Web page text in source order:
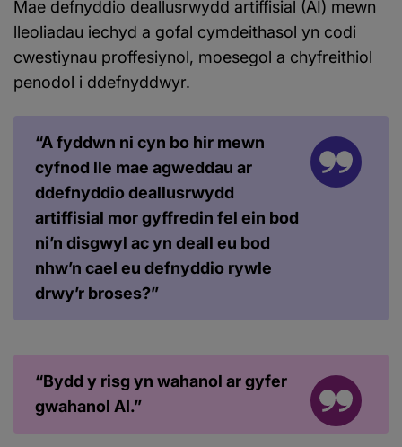
Mae defnyddio deallusrwydd artiffisial (AI) mewn
lleoliadau iechyd a gofal cymdeithasol yn codi
cwestiynau proffesiynol, moesegol a chyfreithiol
penodol i ddefnyddwyr.
“A fyddwn ni cyn bo hir mewn
cyfnod lle mae agweddau ar
ddefnyddio deallusrwydd
artiffisial mor gyffredin fel ein bod
ni’n disgwyl ac yn deall eu bod
nhw’n cael eu defnyddio rywle
drwy’r broses?”
“Bydd y risg yn wahanol ar gyfer
gwahanol AI.”